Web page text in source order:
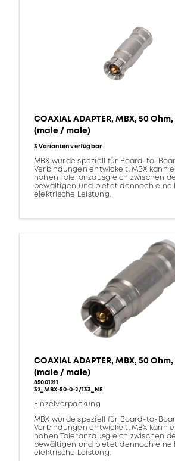
COAXIAL ADAPTER, MBX, 50
(male / male)
3 Varianten verfügbar
MBX wurde speziell für Board-to-
Verbindungen entwickelt. MBX kann
hohen Toleranzausgleich zwischen
bewältigen und bietet dennoch eine
elektrische Leistung.
COAXIAL ADAPTER, MBX, 50
(male / male)
85001211
32_MBX-50-0-2/133_NE
Einzelverpackung
MBX wurde speziell für Board-to-
Verbindungen entwickelt. MBX kann
hohen Toleranzausgleich zwischen
bewältigen und bietet dennoch eine
elektrische Leistung.